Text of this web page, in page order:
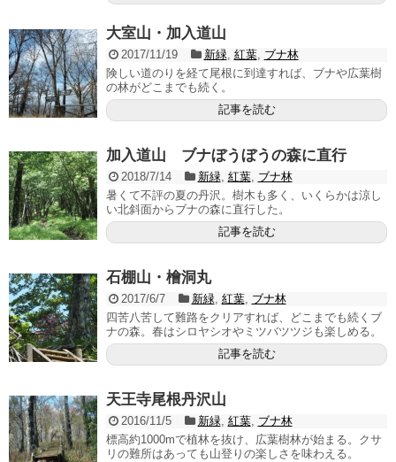
大室山・加入道山
2017/11/19 新緑 紅葉, ブナ林
険しい道のりを経て尾根に到達すれば、ブナや広葉樹
の林がどこまでも続く。
記事を読む
加入道山 ブナぼうぼうの森に直行
2018/7/14 新緑 紅葉, ブナ林
暑くて不評の夏の丹沢。樹木も多く、いくらかは涼し
い北斜面からブナの森に直行した。
記事を読む
石棚山・檜洞丸
2017/6/7 新緑 紅葉, ブナ林
四苦八苦して難路をクリアすれば、どこまでも続くブ
ナの森。春はシロヤシオやミツバツツジも楽しめる。
記事を読む
天王寺尾根丹沢山
2016/11/5 新緑 紅葉, ブナ林
標高約1000mで植林を抜け、広葉樹林が始まる。クサ
リの難所はあっても山登りの楽しさを味わえる。